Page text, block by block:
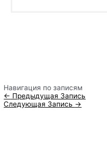
Навигация по записям
← Предыдущая Запись
Следующая Запись →